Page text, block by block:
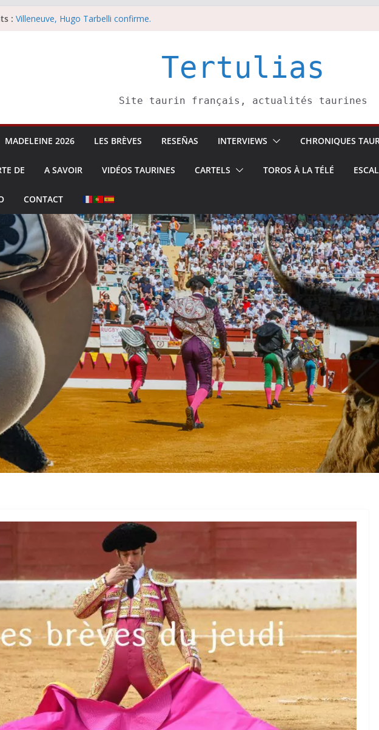
: Villeneuve, Hugo Tarbelli confirme.
Tertulias
Site taurin français, actualités taurines
MADELEINE 2026 LES BRÈVES RESEÑAS INTERVIEWS CHRONIQUES
DE A SAVOIR VIDÉOS TAURINES CARTELS TOROS À LA TÉLÉ
CONTACT
ACTUALITÉS TAURINES PHOTOS TAURINES 2026
l’ouverture en
19/06/2026 Tertulias
ACTUALITÉS TAURINES PHOTOS TAURINES 2026
Bayonne, la corrida des
fêtes en photos
17/07/2026 Tertulias